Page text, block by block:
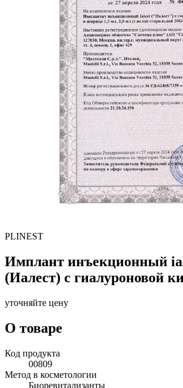
PLINEST
Имплант инъекционный
(Иалест) с гиалуроновой
уточняйте цену
О товаре
Код продукта
00809
Метод в косметологии
Биоревитализанты